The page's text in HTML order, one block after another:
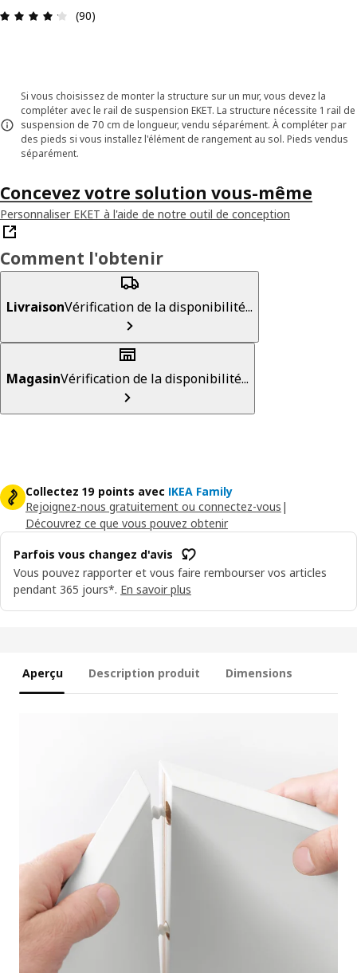
Avis: 4.2 sur 5 étoiles Nombre total d'avis: 90
(90)
Si vous choisissez de monter la structure sur un mur, vous devez la
compléter avec le rail de suspension EKET. La structure nécessite 1 rail de
suspension de 70 cm de longueur, vendu séparément. À compléter par
des pieds si vous installez l'élément de rangement au sol. Pieds vendus
séparément.
Concevez votre solution vous-même
Personnaliser EKET à l'aide de notre outil de conception
Comment l'obtenir
LivraisonVérification de la disponibilité...
MagasinVérification de la disponibilité...
Collectez 19 points avec IKEA Family
Rejoignez-nous gratuitement ou connectez-vous |
Découvrez ce que vous pouvez obtenir
Parfois vous changez d'avis
Vous pouvez rapporter et vous faire rembourser vos articles
pendant 365 jours*. En savoir plus
Aperçu Description produit Dimensions